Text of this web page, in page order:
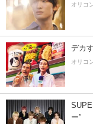
オリコ
デカ
オリコ
ー”